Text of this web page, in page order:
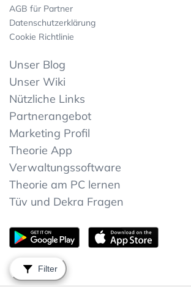
Filter
AGB für Partner
Datenschutzerklärung
Cookie Richtlinie
Unser Blog
Unser Wiki
Nützliche Links
Partnerangebot
Marketing Profil
Theorie App
Verwaltungssoftware
Theorie am PC lernen
Tüv und Dekra Fragen